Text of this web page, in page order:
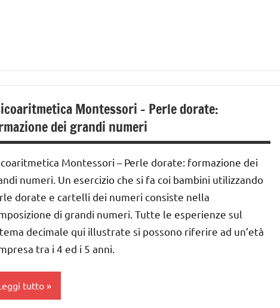
GLI
ETA'
GLI
ai
ZERO A
ANNI
GLI
GLI
Montessori – Perle dorate:
dei grandi numeri
Montessori – Perle dorate: formazione dei
numeri. Un esercizio che si fa coi bambini utilizzando
dorate e cartelli dei numeri consiste nella
di grandi numeri. Tutte le esperienze sul
decimale qui illustrate si possono riferire ad un’età
tra i 4 ed i 5 anni.
tutto